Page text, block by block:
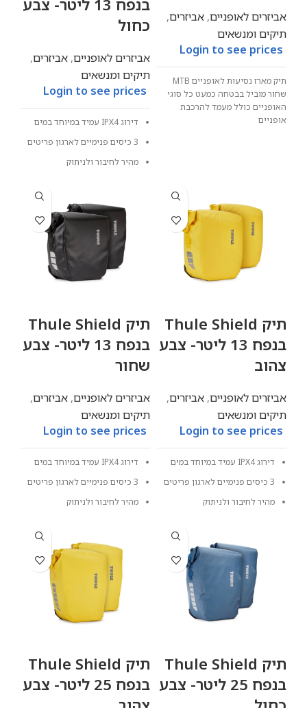
אביזרים לאופניים, אביזרים,
תיקים ומנשאים
Login to see prices
תיק מארז נסיעות לאופניים MTB
שחור מוביל בבטחה כמעט כל סוגי
האופניים כולל מעמד להרכבת
אופניים
בנפח 13 ליטר- צבע
כחול
אביזרים לאופניים, אביזרים,
תיקים ומנשאים
Login to see prices
דירוג IPX4 עמיד במיוחד במים
3 כיסים פנימיים לארגון פריטים
מהיר לחיבור ולניתוק
תיק Thule Shield
בנפח 13 ליטר- צבע
צהוב
אביזרים לאופניים, אביזרים,
תיקים ומנשאים
Login to see prices
דירוג IPX4 עמיד במיוחד במים
3 כיסים פנימיים לארגון פריטים
מהיר לחיבור ולניתוק
תיק Thule Shield
בנפח 13 ליטר- צבע
שחור
אביזרים לאופניים, אביזרים,
תיקים ומנשאים
Login to see prices
דירוג IPX4 עמיד במיוחד במים
3 כיסים פנימיים לארגון פריטים
מהיר לחיבור ולניתוק
תיק Thule Shield
בנפח 25 ליטר- צבע
תיק Thule Shield
בנפח 25 ליטר- צבע